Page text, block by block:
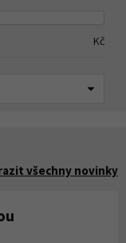
Kč
všechny novinky